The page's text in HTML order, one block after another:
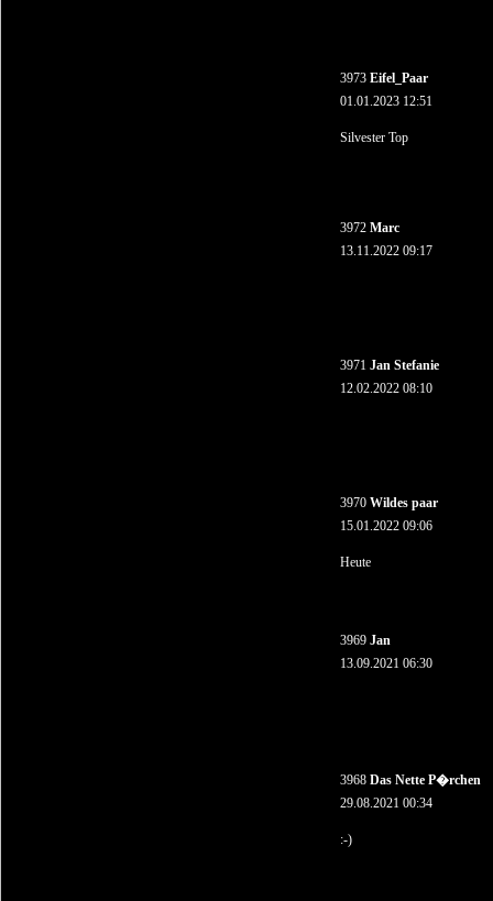
3973 Eifel_Paar
01.01.2023 12:51
Silvester Top
3972 Marc
13.11.2022 09:17
3971 Jan Stefanie
12.02.2022 08:10
3970 Wildes paar
15.01.2022 09:06
Heute
3969 Jan
13.09.2021 06:30
3968 Das Nette P�rchen
29.08.2021 00:34
:-)